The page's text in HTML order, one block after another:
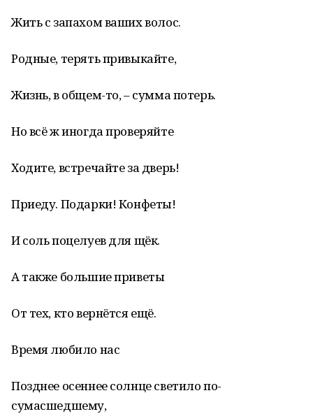
Жить с запахом ваших волос.
Родные, терять привыкайте,
Жизнь, в общем-то, – сумма потерь.
Но всё ж иногда проверяйте
Ходите, встречайте за дверь!
Приеду. Подарки! Конфеты!
И соль поцелуев для щёк.
А также большие приветы
От тех, кто вернётся ещё.
Время любило нас
Позднее осеннее солнце светило по-
сумасшедшему,